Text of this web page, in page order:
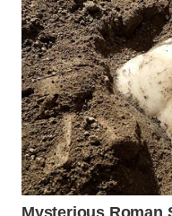
Wahana
Network
KONSUMEN
LISTRIK
MASYARAKAT
KELISTRIKAN
WALINKI